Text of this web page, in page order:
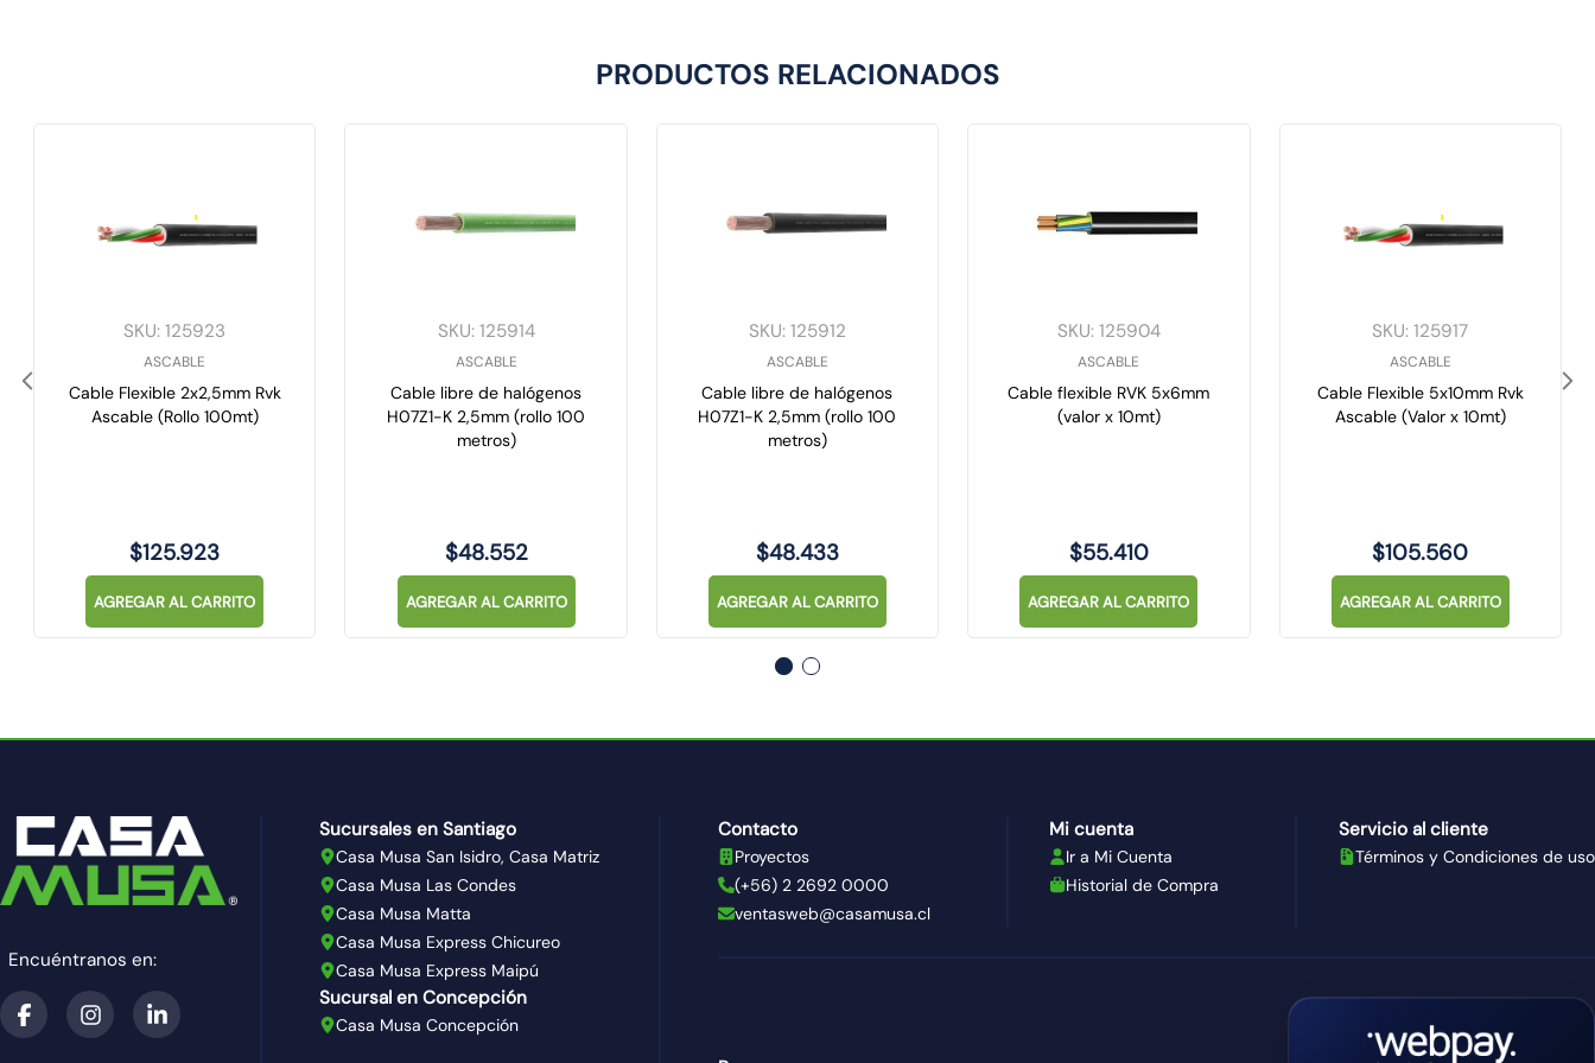
PRODUCTOS RELACIONADOS
SKU:125923
ASCABLE
Cable Flexible 2x2,5mm Rvk
Ascable (Rollo 100mt)
$125.923
AGREGAR AL CARRITO
SKU: 125914
ASCABLE
Cable libre de halógenos
H07Z1-K 2,5mm (rollo 100
metros)
$48.552
AGREGAR AL CARRITO
SKU: 125912
ASCABLE
Cable libre de halógenos
H07Z1-K 2,5mm (rollo 100
metros)
$48.433
AGREGAR AL CARRITO
SKU: 125904
ASCABLE
Cable flexible RVK 5x6mm
(valor x 10mt)
$55.410
AGREGAR AL CARRITO
SKU:125917
ASCABLE
Cable Flexible 5x10mm Rvk
Ascable (Valor x 10mt)
$105.560
AGREGAR AL CARRITO
Encuéntranos en:
Sucursales en Santiago
Casa Musa San Isidro, Casa Matriz
Casa Musa Las Condes
Casa Musa Matta
Casa Musa Express Chicureo
Casa Musa Express Maipú
Sucursal en Concepción
Casa Musa Concepción
Contacto
Proyectos
(+56) 2 2692 0000
ventasweb@casamusa.cl
Mi cuenta
Ir a Mi Cuenta
Historial de Compra
Servicio al cliente
Términos y Condiciones de uso